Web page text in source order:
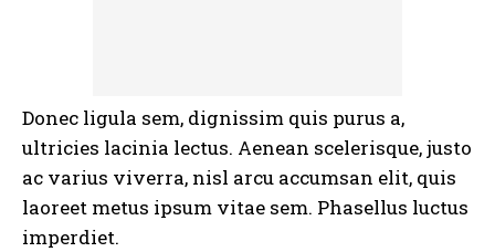
Donec ligula sem, dignissim quis purus a,
ultricies lacinia lectus. Aenean scelerisque, justo
ac varius viverra, nisl arcu accumsan elit, quis
laoreet metus ipsum vitae sem. Phasellus luctus
imperdiet.